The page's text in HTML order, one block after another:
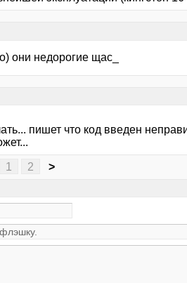
они недорогие щас_
пишет что код введен
1 2 >